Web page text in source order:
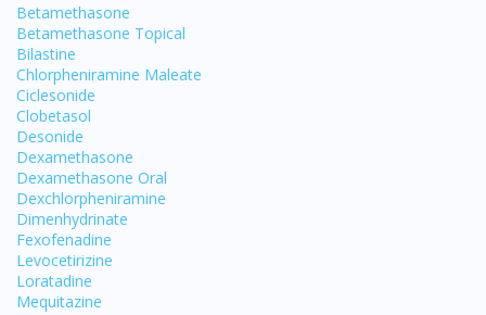
Betamethasone
Betamethasone Topical
Bilastine
Chlorpheniramine Maleate
Ciclesonide
Clobetasol
Desonide
Dexamethasone
Dexamethasone Oral
Dexchlorpheniramine
Dimenhydrinate
Fexofenadine
Levocetirizine
Loratadine
Mequitazine